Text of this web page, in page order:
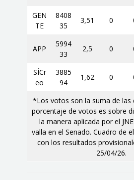
GEN
TE
8408
35
3,51 0
APP
5994
33
2,5 0
SÍCr
eo
3885
94
1,62 0
*Los votos son la suma de las
porcentaje de votos es sobre
la manera aplicada por el
valla en el Senado. Cuadro de
con los resultados
25/04/26.